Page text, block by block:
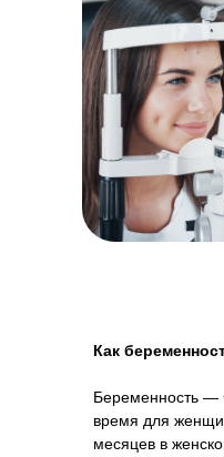
Как
Беременность —
время для
месяцев в